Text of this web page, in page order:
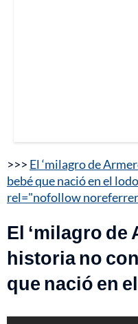
>>> El ‘milagro de
bebé que nació en el
rel="nofollow
El ‘milagro de
historia no
que nació en